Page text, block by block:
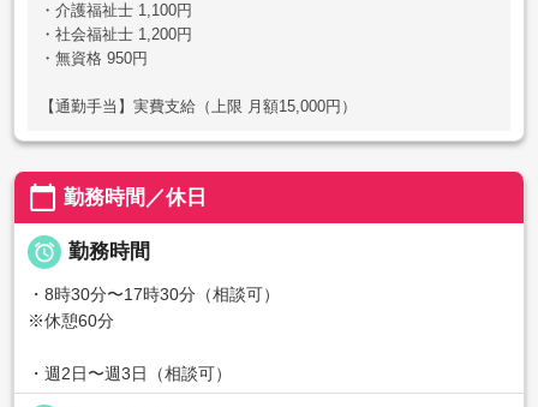
・介護福祉士 1,100円
・社会福祉士 1,200円
・無資格 950円
【通勤手当】実費支給（上限 月額15,000円）
calendar_today 勤務時間／休日
 勤務時間
・8時30分〜17時30分（相談可）
※休憩60分
・週2日〜週3日（相談可）